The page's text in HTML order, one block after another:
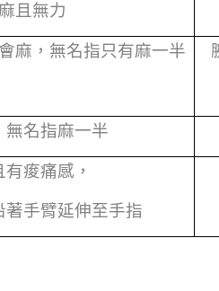
且無力
麻，無名指只有麻一半
無名指麻一半
有痠痛感，
著手臂延伸至手指